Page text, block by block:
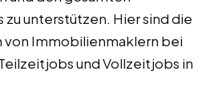
zu unterstützen. Hier sind die
Immobilienmaklern bei
und Vollzeitjobs in